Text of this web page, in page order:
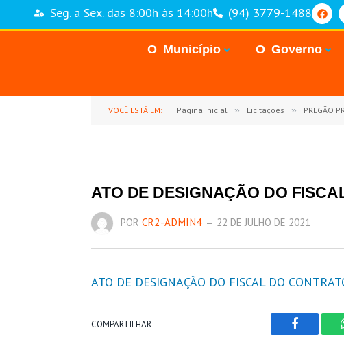
Seg. a Sex. das 8:00h às 14:00h (94) 3779-1488
O Município O Governo
VOCÊ ESTÁ EM: Página Inicial » Licitações » PREGÃO
ATO DE DESIGNAÇÃO DO
POR CR2-ADMIN4 22 DE JULHO DE 2021
ATO DE DESIGNAÇÃO DO FISCAL DO
COMPARTILHAR
Facebook